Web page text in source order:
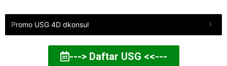
Promo USG 4D dkonsul
---> Daftar USG <<---